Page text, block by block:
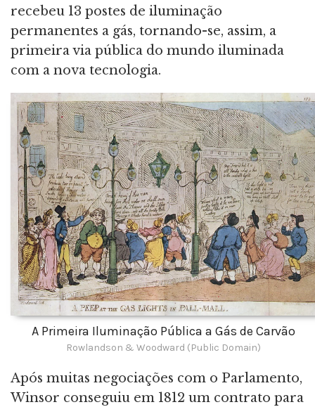
recebeu 13 postes de iluminação
permanentes a gás, tornando-se, assim, a
primeira via pública do mundo iluminada
com a nova tecnologia.
A Primeira Iluminação Pública a Gás de Carvão
Rowlandson & Woodward (Public Domain)
Após muitas negociações com o Parlamento,
Winsor conseguiu em 1812 um contrato para